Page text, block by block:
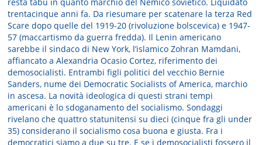
trentacinque anni fa. Da riesumare per scatenare la terza Red
Scare dopo quelle del 1919-20 (rivoluzione bolscevica) e 1947-
57 (maccartismo da guerra fredda). Il Lenin americano
sarebbe il sindaco di New York, l’islamico Zohran Mamdani,
affiancato a Alexandria Ocasio Cortez, riferimento dei
demosocialisti. Entrambi figli politici del vecchio Bernie
Sanders, nume dei Democratic Socialists of America, marchio
in ascesa. La novità ideologica di questi strani tempi
americani è lo sdoganamento del socialismo. Sondaggi
rivelano che quattro statunitensi su dieci (cinque fra gli under
35) considerano il socialismo cosa buona e giusta. Fra i
democratici siamo a due su tre. E se i demosocialisti fossero il